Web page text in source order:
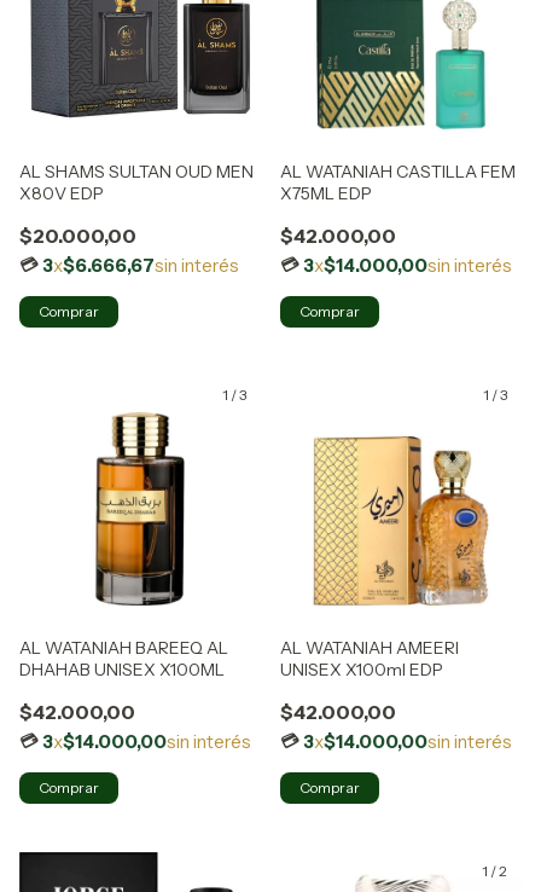
AL SHAMS SULTAN OUD MEN
X80V EDP
$20.000,00
3x$6.666,67sin interés
AL WATANIAH CASTILLA FEM
X75ML EDP
$42.000,00
3x$14.000,00sin interés
1 /3
AL WATANIAH BAREEQ AL
DHAHAB UNISEX X100ML
$42.000,00
3x$14.000,00sin interés
1 /3
AL WATANIAH AMEERI
UNISEX X100ml EDP
$42.000,00
3x$14.000,00sin interés
1 /2